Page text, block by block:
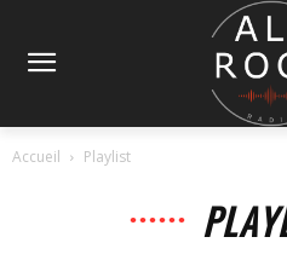
Accueil Playlist